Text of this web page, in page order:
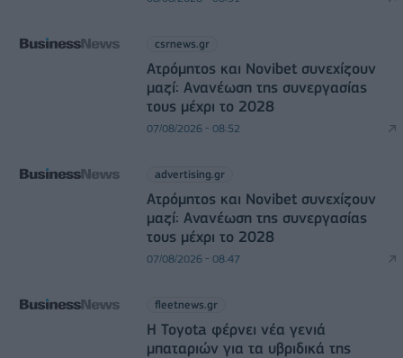
csrnews.gr
Ατρόμητος και Novibet συνεχίζουν
μαζί: Ανανέωση της συνεργασίας
τους μέχρι το 2028
07/08/2026 - 08:52
advertising.gr
Ατρόμητος και Novibet συνεχίζουν
μαζί: Ανανέωση της συνεργασίας
τους μέχρι το 2028
07/08/2026 - 08:47
fleetnews.gr
Η Toyota φέρνει νέα γενιά
μπαταριών για τα υβριδικά της